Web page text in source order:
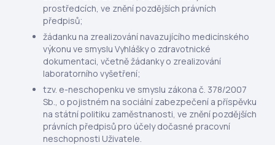
prostředcích, ve znění pozdějších právních
předpisů;
žádanku na zrealizování navazujícího medicínského
výkonu ve smyslu Vyhlášky o zdravotnické
dokumentaci, včetně žádanky o zrealizování
laboratorního vyšetření;
tzv. e-neschopenku ve smyslu zákona č. 378/2007
Sb., o pojistném na sociální zabezpečení a příspěvku
na státní politiku zaměstnanosti, ve znění pozdějších
právních předpisů pro účely dočasné pracovní
neschopnosti Uživatele.